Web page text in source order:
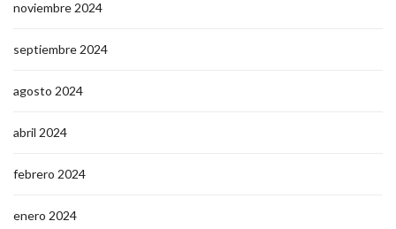
noviembre 2024
septiembre 2024
agosto 2024
abril 2024
febrero 2024
enero 2024